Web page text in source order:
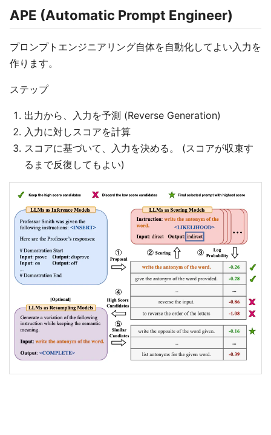
APE (Automatic Prompt Engineer)
プロンプトエンジニアリング自体を自動化してよい入力を
作ります。
ステップ
出力から、入力を予測 (Reverse Generation)
入力に対しスコアを計算
スコアに基づいて、入力を決める。 (スコアが収束す
るまで反復してもよい)